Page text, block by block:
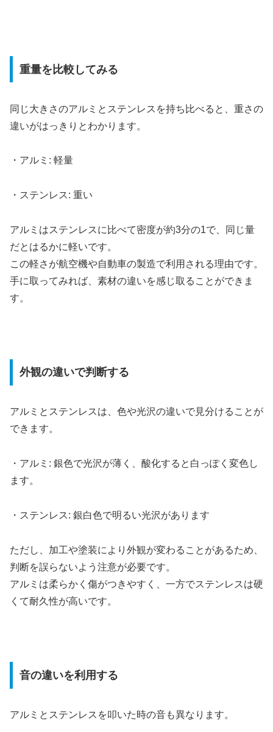
重量を比較してみる
同じ大きさのアルミとステンレスを持ち比べると、重さの
違いがはっきりとわかります。
・アルミ: 軽量
・ステンレス: 重い
アルミはステンレスに比べて密度が約3分の1で、同じ量
だとはるかに軽いです。
この軽さが航空機や自動車の製造で利用される理由です。
手に取ってみれば、素材の違いを感じ取ることができま
す。
外観の違いで判断する
アルミとステンレスは、色や光沢の違いで見分けることが
できます。
・アルミ: 銀色で光沢が薄く、酸化すると白っぽく変色し
ます。
・ステンレス: 銀白色で明るい光沢があります
ただし、加工や塗装により外観が変わることがあるため、
判断を誤らないよう注意が必要です。
アルミは柔らかく傷がつきやすく、一方でステンレスは硬
くて耐久性が高いです。
音の違いを利用する
アルミとステンレスを叩いた時の音も異なります。